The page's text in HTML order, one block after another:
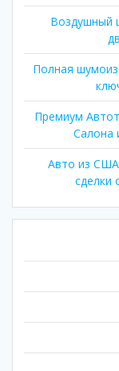
Воздушный
Полная
Премиум
Салона
Авто из
сделки